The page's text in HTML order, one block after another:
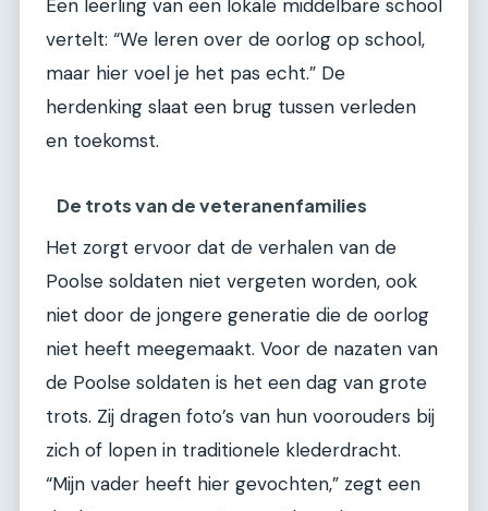
Een leerling van een lokale middelbare school
vertelt: “We leren over de oorlog op school,
maar hier voel je het pas echt.” De
herdenking slaat een brug tussen verleden
en toekomst.
De trots van de veteranenfamilies
Het zorgt ervoor dat de verhalen van de
Poolse soldaten niet vergeten worden, ook
niet door de jongere generatie die de oorlog
niet heeft meegemaakt. Voor de nazaten van
de Poolse soldaten is het een dag van grote
trots. Zij dragen foto’s van hun voorouders bij
zich of lopen in traditionele klederdracht.
“Mijn vader heeft hier gevochten,” zegt een